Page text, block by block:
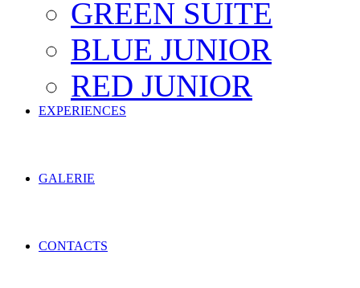
GREEN SUITE
BLUE JUNIOR
RED JUNIOR
EXPERIENCES
GALERIE
CONTACTS